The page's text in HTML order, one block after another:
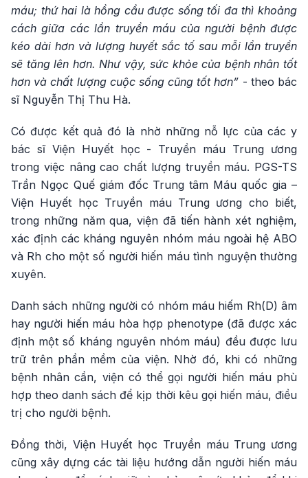
máu; thứ hai là hồng cầu được sống tối đa thì khoảng
cách giữa các lần truyền máu của người bệnh được
kéo dài hơn và lượng huyết sắc tố sau mỗi lần truyền
sẽ tăng lên hơn. Như vậy, sức khỏe của bệnh nhân tốt
hơn và chất lượng cuộc sống cũng tốt hơn” - theo bác
sĩ Nguyễn Thị Thu Hà.
Có được kết quả đó là nhờ những nỗ lực của các y
bác sĩ Viện Huyết học - Truyền máu Trung ương
trong việc nâng cao chất lượng truyền máu. PGS-TS
Trần Ngọc Quế giám đốc Trung tâm Máu quốc gia –
Viện Huyết học Truyền máu Trung ương cho biết,
trong những năm qua, viện đã tiến hành xét nghiệm,
xác định các kháng nguyên nhóm máu ngoài hệ ABO
và Rh cho một số người hiến máu tình nguyện thường
xuyên.
Danh sách những người có nhóm máu hiếm Rh(D) âm
hay người hiến máu hòa hợp phenotype (đã được xác
định một số kháng nguyên nhóm máu) đều được lưu
trữ trên phần mềm của viện. Nhờ đó, khi có những
bệnh nhân cần, viện có thể gọi người hiến máu phù
hợp theo danh sách để kịp thời kêu gọi hiến máu, điều
trị cho người bệnh.
Đồng thời, Viện Huyết học Truyền máu Trung ương
cũng xây dựng các tài liệu hướng dẫn người hiến máu